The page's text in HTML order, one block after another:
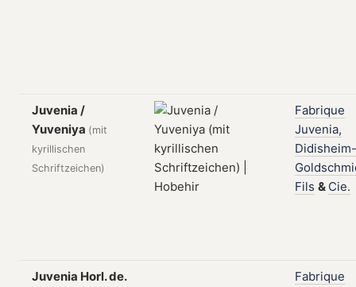
Juvenia /
Yuveniya (mit
kyrillischen
Schriftzeichen)
Fabrique
Juvenia,
Didisheim-
Fils & Cie.
Juvenia Horl. de.
Fabrique